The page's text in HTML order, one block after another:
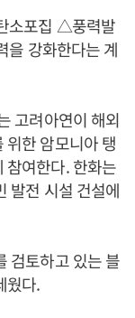
소포집 △풍력발
을 강화한다는 계
고려아연이 해외
위한 암모니아 탱
참여한다. 한화는
발전 시설 건설에
검토하고 있는 블
웠다.